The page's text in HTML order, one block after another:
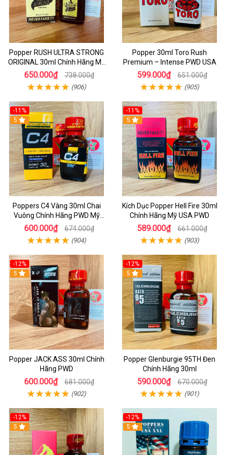
Popper RUSH ULTRA STRONG
ORIGINAL 30ml Chính Hãng Mỹ
PWD - Tăng Khoái Cảm Mạnh
650.000₫ 738.000₫
(906)
Popper 30ml Toro Rush
Premium – Intense PWD USA
599.000₫ 651.000₫
(905)
-11%
5
Poppers C4 Vàng 30ml Chai
Vuông Chính Hãng PWD Mỹ
Tăng Hưng Phấn Cho Top Bot
600.000₫ 674.000₫
(904)
-11%
5
Kích Dục Popper Hell Fire 30ml
Chính Hãng Mỹ USA PWD
589.000₫ 661.000₫
(903)
-12%
5
Popper JACK ASS 30ml Chính
Hãng PWD
600.000₫ 681.000₫
(902)
-12%
5
Popper Glenburgie 95TH Đen
Chính Hãng 30ml
590.000₫ 670.000₫
(901)
-12%
5
-12%
5